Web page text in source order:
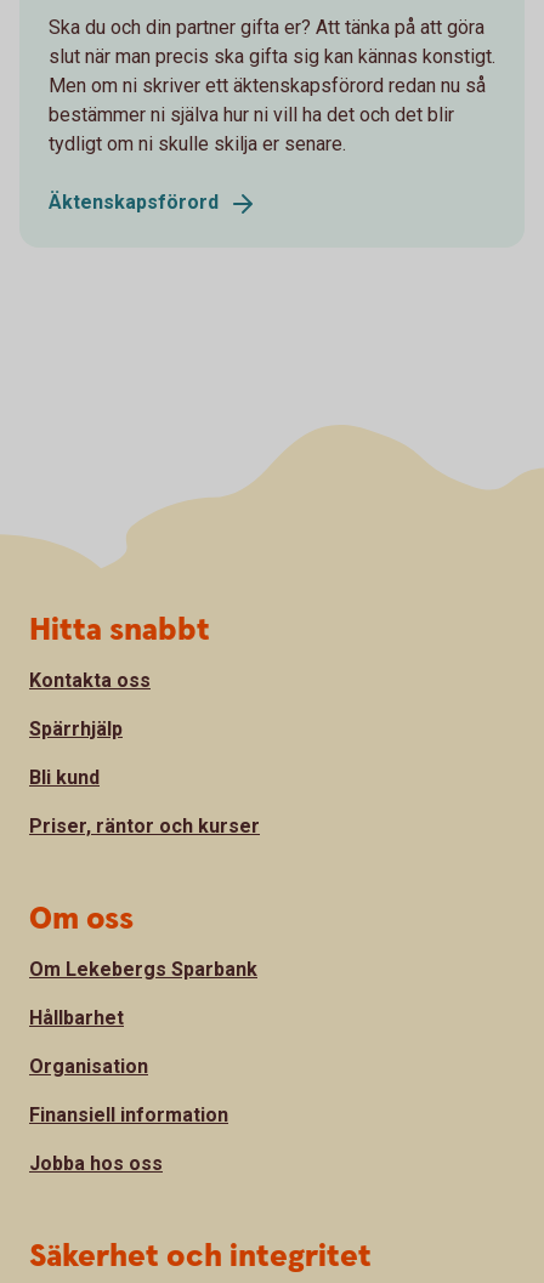
Ska du och din partner gifta er? Att tänka på att göra
slut när man precis ska gifta sig kan kännas konstigt.
Men om ni skriver ett äktenskapsförord redan nu så
bestämmer ni själva hur ni vill ha det och det blir
tydligt om ni skulle skilja er senare.
Äktenskapsförord
Sidfot
Hitta snabbt
Kontakta oss
Spärrhjälp
Bli kund
Priser, räntor och kurser
Om oss
Om Lekebergs Sparbank
Hållbarhet
Organisation
Finansiell information
Jobba hos oss
Säkerhet och integritet